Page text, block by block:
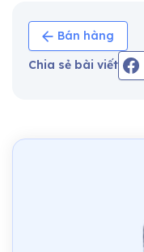
Bán hàng
Chia sẻ bài viết